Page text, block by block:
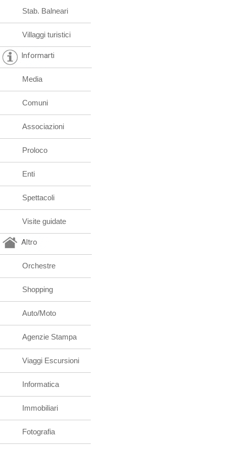
Stab. Balneari
Villaggi turistici
Informarti
Media
Comuni
Associazioni
Proloco
Enti
Spettacoli
Visite guidate
Altro
Orchestre
Shopping
Auto/Moto
Agenzie Stampa
Viaggi Escursioni
Informatica
Immobiliari
Fotografia